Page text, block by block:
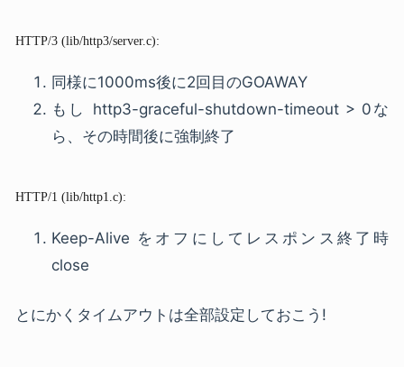
HTTP/3 (lib/http3/server.c):
同様に1000ms後に2回目のGOAWAY
もし http3-graceful-shutdown-timeout > 0な
ら、その時間後に強制終了
HTTP/1 (lib/http1.c):
Keep-Alive をオフにしてレスポンス終了時
close
とにかくタイムアウトは全部設定しておこう!